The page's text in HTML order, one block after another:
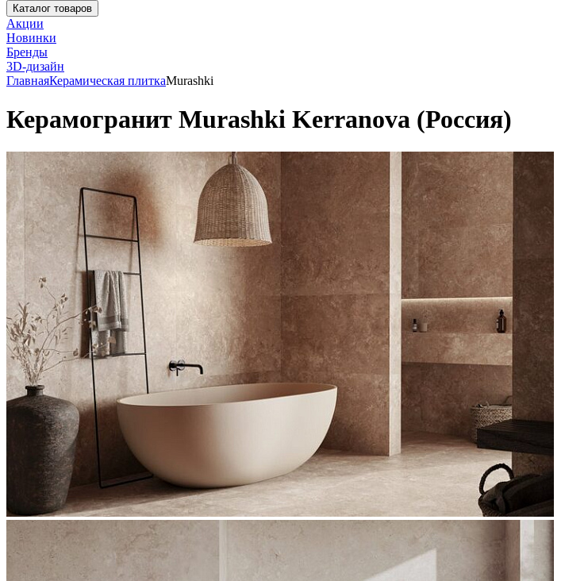
Каталог товаров
Акции
Новинки
Бренды
3D-дизайн
ГлавнаяКерамическая плиткаMurashki
Керамогранит Murashki Kerranova (Россия)